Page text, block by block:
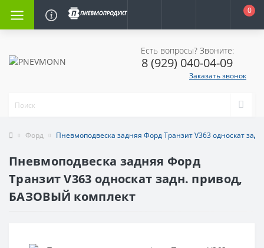
0
Есть вопросы? Звоните:
8 (929) 040-04-09
Заказать звонок
Форд Пневмоподвеска задняя Форд Транзит V363 односкат
Пневмоподвеска задняя Форд
Транзит V363 односкат задн. привод,
БАЗОВЫЙ комплект